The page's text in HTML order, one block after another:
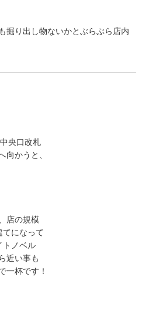
掘り出し物ないかとぶらぶら店内
央口改札
向かうと、
店の規模
てになって
トノベル
近い事も
一杯です！